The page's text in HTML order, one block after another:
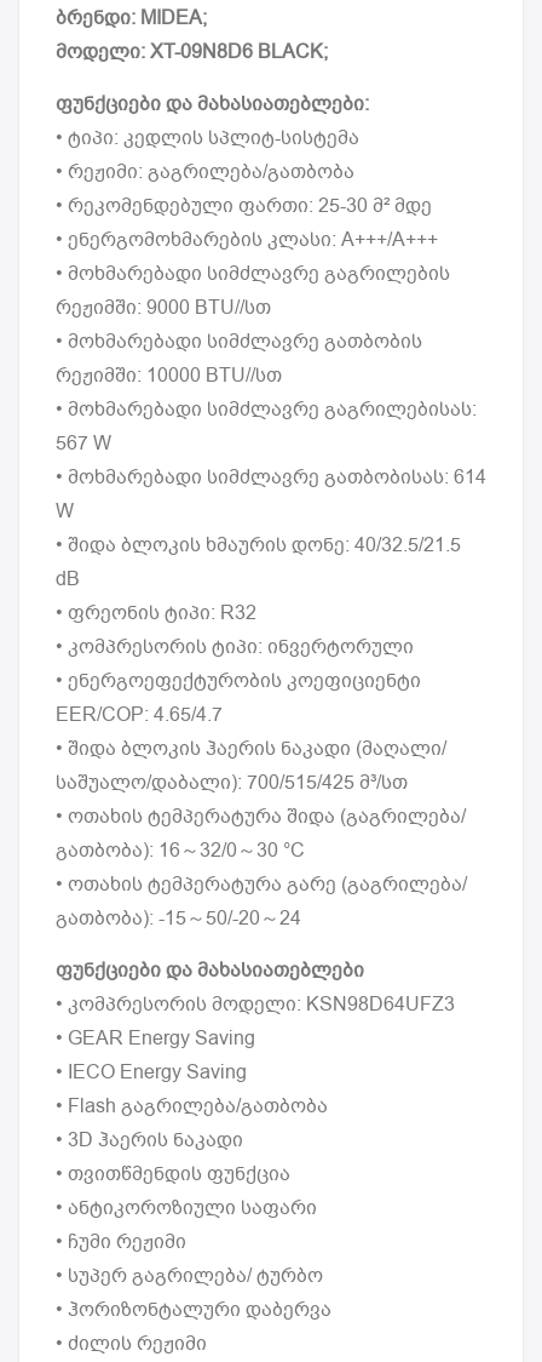
ბრენდი: MIDEA;
მოდელი: XT-09N8D6 BLACK;
ფუნქციები და მახასიათებლები:
• ტიპი: კედლის სპლიტ-სისტემა
• რეჟიმი: გაგრილება/გათბობა
• რეკომენდებული ფართი: 25-30 მ² მდე
• ენერგომოხმარების კლასი: A+++/A+++
• მოხმარებადი სიმძლავრე გაგრილების
რეჟიმში: 9000 BTU//სთ
• მოხმარებადი სიმძლავრე გათბობის
რეჟიმში: 10000 BTU//სთ
• მოხმარებადი სიმძლავრე გაგრილებისას:
567 W
• მოხმარებადი სიმძლავრე გათბობისას: 614
W
• შიდა ბლოკის ხმაურის დონე: 40/32.5/21.5
dB
• ფრეონის ტიპი: R32
• კომპრესორის ტიპი: ინვერტორული
• ენერგოეფექტურობის კოეფიციენტი
EER/COP: 4.65/4.7
• შიდა ბლოკის ჰაერის ნაკადი (მაღალი/
საშუალო/დაბალი): 700/515/425 მ³/სთ
• ოთახის ტემპერატურა შიდა (გაგრილება/
გათბობა): 16～32/0～30 °C
• ოთახის ტემპერატურა გარე (გაგრილება/
გათბობა): -15～50/-20～24
ფუნქციები და მახასიათებლები
• კომპრესორის მოდელი: KSN98D64UFZ3
• GEAR Energy Saving
• IECO Energy Saving
• Flash გაგრილება/გათბობა
• 3D ჰაერის ნაკადი
• თვითწმენდის ფუნქცია
• ანტიკოროზიული საფარი
• ჩუმი რეჟიმი
• სუპერ გაგრილება/ ტურბო
• ჰორიზონტალური დაბერვა
• ძილის რეჟიმი